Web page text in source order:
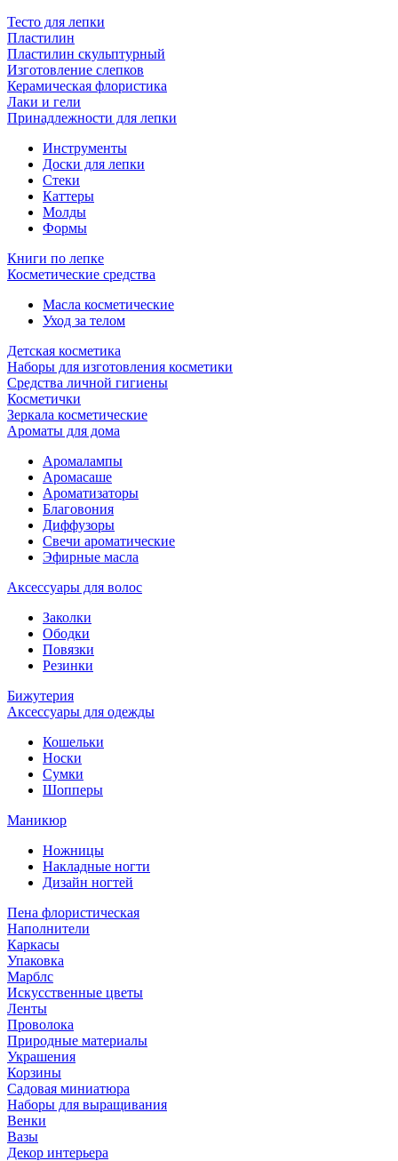
Тесто для лепки
Пластилин
Пластилин скульптурный
Изготовление слепков
Керамическая флористика
Лаки и гели
Принадлежности для лепки
Инструменты
Доски для лепки
Стеки
Каттеры
Молды
Формы
Книги по лепке
Косметические средства
Масла косметические
Уход за телом
Детская косметика
Наборы для изготовления косметики
Средства личной гигиены
Косметички
Зеркала косметические
Ароматы для дома
Аромалампы
Аромасаше
Ароматизаторы
Благовония
Диффузоры
Свечи ароматические
Эфирные масла
Аксессуары для волос
Заколки
Ободки
Повязки
Резинки
Бижутерия
Аксессуары для одежды
Кошельки
Носки
Сумки
Шопперы
Маникюр
Ножницы
Накладные ногти
Дизайн ногтей
Пена флористическая
Наполнители
Каркасы
Упаковка
Марблс
Искусственные цветы
Ленты
Проволока
Природные материалы
Украшения
Корзины
Садовая миниатюра
Наборы для выращивания
Венки
Вазы
Декор интерьера